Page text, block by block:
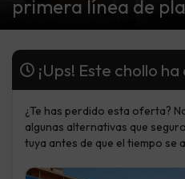
primera línea de
¡Ups! Este chollo
¿Te has perdido esta oferta?
algunas alternativas que
tuya antes de que el tiempo se